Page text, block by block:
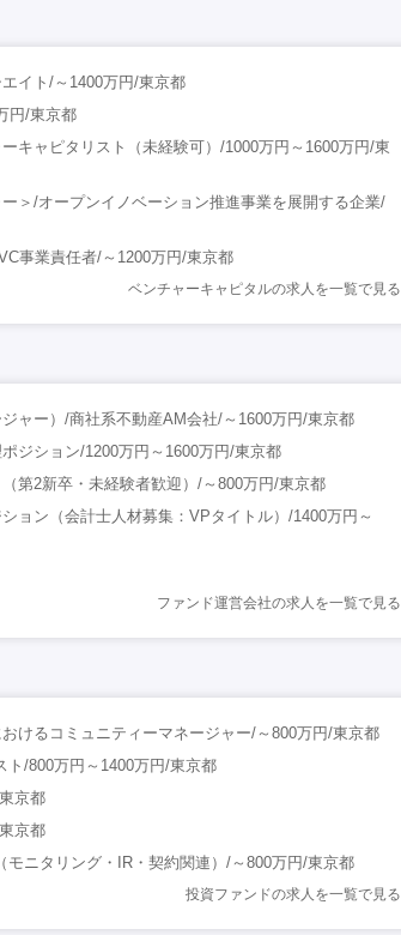
イト/～1400万円/東京都
円/東京都
キャピタリスト（未経験可）/1000万円～1600万円/東
＞/オープンイノベーション推進事業を展開する企業/
事業責任者/～1200万円/東京都
ベンチャーキャピタルの求人を一覧で見る
ャー）/商社系不動産AM会社/～1600万円/東京都
ジション/1200万円～1600万円/東京都
2新卒・未経験者歓迎）/～800万円/東京都
ョン（会計士人材募集：VPタイトル）/1400万円～
ファンド運営会社の求人を一覧で見る
けるコミュニティーマネージャー/～800万円/東京都
ト/800万円～1400万円/東京都
京都
京都
ニタリング・IR・契約関連）/～800万円/東京都
投資ファンドの求人を一覧で見る